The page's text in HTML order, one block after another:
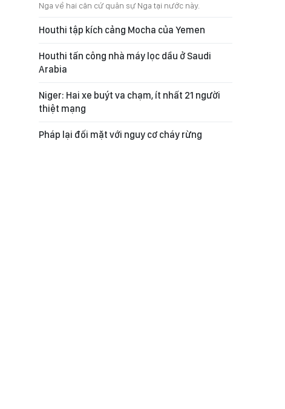
Nga về hai căn cứ quân sự Nga tại nước này.
Houthi tập kích cảng Mocha của Yemen
Houthi tấn công nhà máy lọc dầu ở Saudi
Arabia
Niger: Hai xe buýt va chạm, ít nhất 21 người
thiệt mạng
Pháp lại đối mặt với nguy cơ cháy rừng